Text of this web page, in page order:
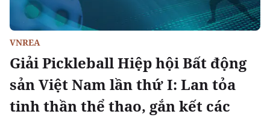
Giải Pickleball Hiệp hội Bất động
sản Việt Nam lần thứ I: Lan tỏa
tinh thần thể thao, gắn kết các
VNREA